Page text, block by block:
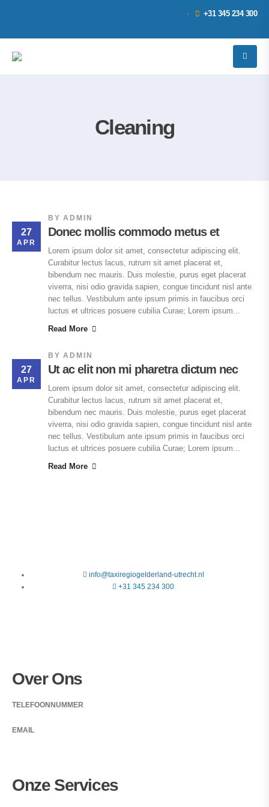
+31 345 234 300
Cleaning
27
APR
BY ADMIN
Donec mollis commodo metus et
Lorem ipsum dolor sit amet, consectetur adipiscing elit.
Curabitur lectus lacus, rutrum sit amet placerat et,
bibendum nec mauris. Duis molestie, purus eget placerat
viverra, nisi odio gravida sapien, congue tincidunt nisl ante
nec tellus. Vestibulum ante ipsum primis in faucibus orci
luctus et ultrices posuere cubilia Curae; Lorem ipsum...
Read More
27
APR
BY ADMIN
Ut ac elit non mi pharetra dictum nec
Lorem ipsum dolor sit amet, consectetur adipiscing elit.
Curabitur lectus lacus, rutrum sit amet placerat et,
bibendum nec mauris. Duis molestie, purus eget placerat
viverra, nisi odio gravida sapien, congue tincidunt nisl ante
nec tellus. Vestibulum ante ipsum primis in faucibus orci
luctus et ultrices posuere cubilia Curae; Lorem ipsum...
Read More
info@taxiregiogelderland-utrecht.nl
+31 345 234 300
Over Ons
TELEFOONNUMMER
EMAIL
Onze Services